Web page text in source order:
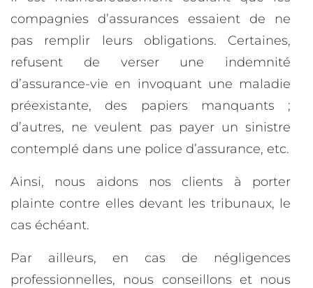
compagnies d’assurances essaient de ne
pas remplir leurs obligations. Certaines,
refusent de verser une indemnité
d’assurance-vie en invoquant une maladie
préexistante, des papiers manquants ;
d’autres, ne veulent pas payer un sinistre
contemplé dans une police d’assurance, etc.
Ainsi, nous aidons nos clients à porter
plainte contre elles devant les tribunaux, le
cas échéant.
Par ailleurs, en cas de négligences
professionnelles, nous conseillons et nous